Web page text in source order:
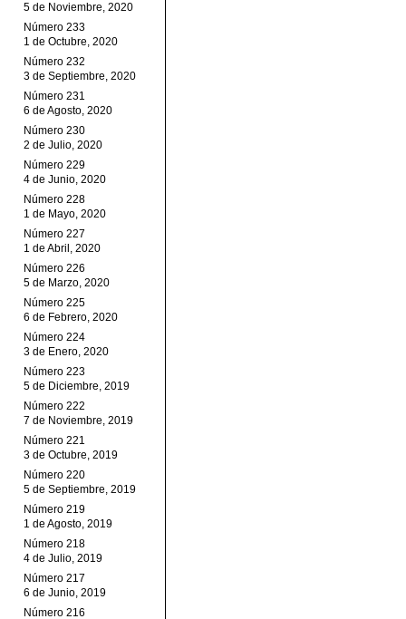
5 de Noviembre, 2020
Número 233
1 de Octubre, 2020
Número 232
3 de Septiembre, 2020
Número 231
6 de Agosto, 2020
Número 230
2 de Julio, 2020
Número 229
4 de Junio, 2020
Número 228
1 de Mayo, 2020
Número 227
1 de Abril, 2020
Número 226
5 de Marzo, 2020
Número 225
6 de Febrero, 2020
Número 224
3 de Enero, 2020
Número 223
5 de Diciembre, 2019
Número 222
7 de Noviembre, 2019
Número 221
3 de Octubre, 2019
Número 220
5 de Septiembre, 2019
Número 219
1 de Agosto, 2019
Número 218
4 de Julio, 2019
Número 217
6 de Junio, 2019
Número 216